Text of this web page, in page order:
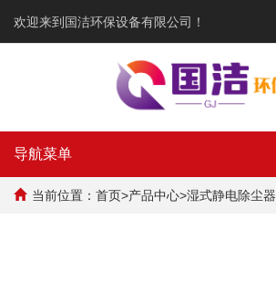
欢迎来到国洁环保设备有限公司！
导航菜单
当前位置： 首页>产品中心>湿式静电除尘器